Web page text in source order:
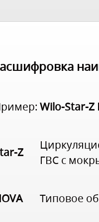
Wilo-Star-Z
Z
ГВС с
Типовое